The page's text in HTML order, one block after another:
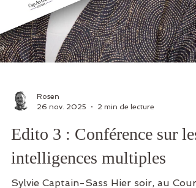
Rosen
26 nov. 2025
2 min de lecture
Edito 3 : Conférence sur les